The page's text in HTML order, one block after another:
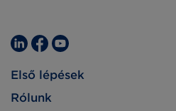
Első lépések
Rólunk